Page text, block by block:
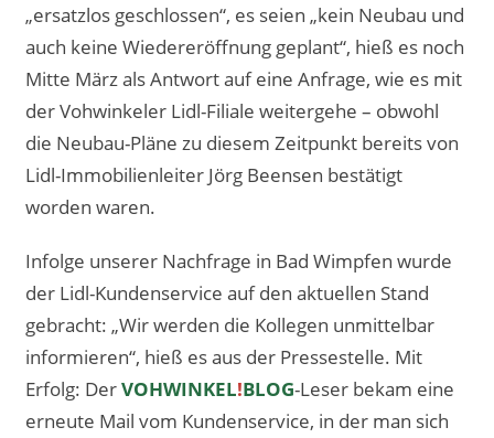
„ersatzlos geschlossen“, es seien „kein Neubau und
auch keine Wiedereröffnung geplant“, hieß es noch
Mitte März als Antwort auf eine Anfrage, wie es mit
der Vohwinkeler Lidl-Filiale weitergehe – obwohl
die Neubau-Pläne zu diesem Zeitpunkt bereits von
Lidl-Immobilienleiter Jörg Beensen bestätigt
worden waren.
Infolge unserer Nachfrage in Bad Wimpfen wurde
der Lidl-Kundenservice auf den aktuellen Stand
gebracht: „Wir werden die Kollegen unmittelbar
informieren“, hieß es aus der Pressestelle. Mit
Erfolg: DerVOHWINKEL!BLOG-Leser bekam eine
erneute Mail vom Kundenservice, in der man sich